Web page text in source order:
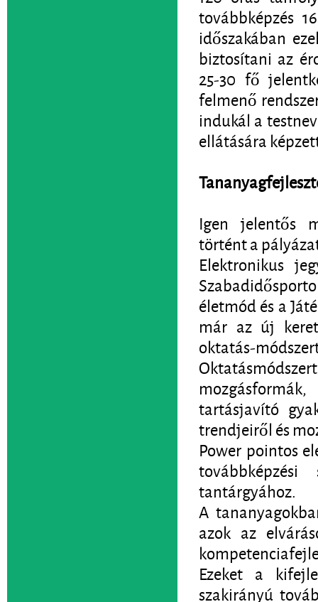
továbbképzés
időszakában
biztosítani az
25-30 fő
felmenő
indukál a
ellátására
Igen jelentős
történt a
Elektronikus
életmód és a
már az új
oktatás-
tartásjavító
trendjeiről és
Power pointos
tantárgyához.
A
azok az
Ezeket a
szakirányú